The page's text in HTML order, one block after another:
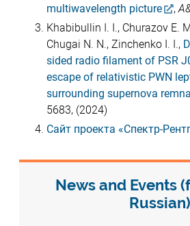
multiwavelength picture
,
Khabibullin I. I., Churazov E.
Chugai N. N., Zinchenko I. I.,
sided radio filament of PSR
escape of relativistic PWN
surrounding supernova
5683, (2024)
Сайт проекта «Спектр-
News and Events
Russian)